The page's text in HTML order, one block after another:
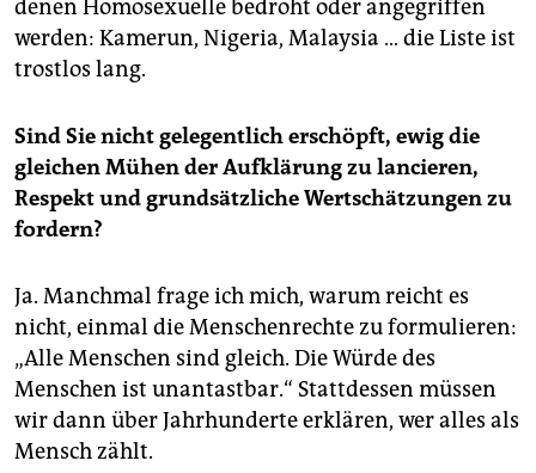
denen Homosexuelle bedroht oder angegriffen
werden: Kamerun, Nigeria, Malaysia … die Liste ist
trostlos lang.
Sind Sie nicht gelegentlich erschöpft, ewig die
gleichen Mühen der Aufklärung zu lancieren,
Respekt und grundsätzliche Wertschätzungen zu
fordern?
Ja. Manchmal frage ich mich, warum reicht es
nicht, einmal die Menschenrechte zu formulieren:
„Alle Menschen sind gleich. Die Würde des
Menschen ist unantastbar.“ Stattdessen müssen
wir dann über Jahrhunderte erklären, wer alles als
Mensch zählt.